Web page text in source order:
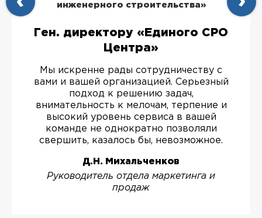
инженерного строительства»
Ген. директору «Единого СРО
Центра»
Мы искренне рады сотрудничеству с
вами и вашей организацией. Серьезный
подход к решению задач,
внимательность к мелочам, терпение и
высокий уровень сервиса в вашей
команде не однократно позволяли
свершить, казалось бы, невозможное.
Д.Н. Михальченков
Руководитель отдела маркетинга и
продаж